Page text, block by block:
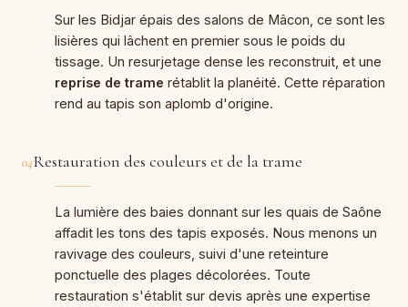
Sur les Bidjar épais des salons de Mâcon, ce sont les
lisières qui lâchent en premier sous le poids du
tissage. Un resurjetage dense les reconstruit, et une
reprise de trame rétablit la planéité. Cette réparation
rend au tapis son aplomb d'origine.
04Restauration des couleurs et de la trame
La lumière des baies donnant sur les quais de Saône
affadit les tons des tapis exposés. Nous menons un
ravivage des couleurs, suivi d'une reteinture
ponctuelle des plages décolorées. Toute
restauration s'établit sur devis après une expertise